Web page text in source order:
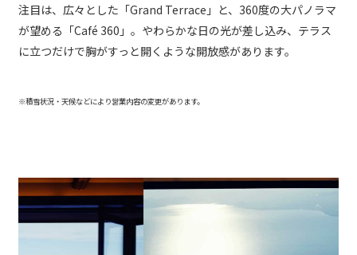
注目は、広々とした「Grand Terrace」と、360度の大パノラマ
が望める「Café 360」。やわらかな日の光が差し込み、テラス
に立つだけで胸がすっと開くような開放感があります。
※積雪状況・天候などにより営業内容の変更があります。